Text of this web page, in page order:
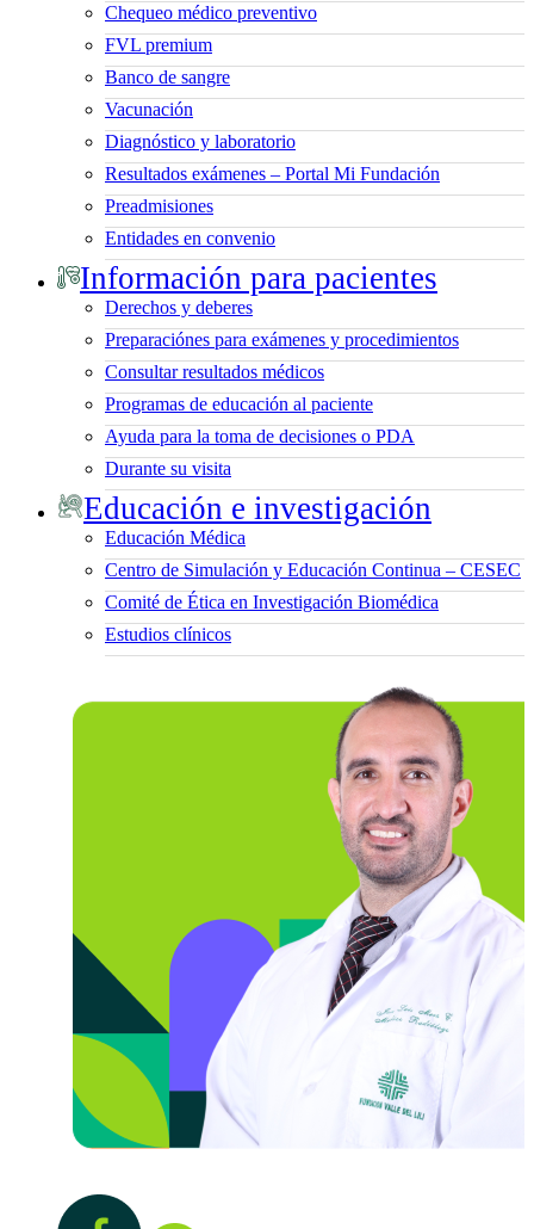
Chequeo médico preventivo
FVL premium
Banco de sangre
Vacunación
Diagnóstico y laboratorio
Resultados exámenes – Portal Mi Fundación
Preadmisiones
Entidades en convenio
Información para pacientes
Derechos y deberes
Preparaciónes para exámenes y procedimientos
Consultar resultados médicos
Programas de educación al paciente
Ayuda para la toma de decisiones o PDA
Durante su visita
Educación e investigación
Educación Médica
Centro de Simulación y Educación Continua – CESEC
Comité de Ética en Investigación Biomédica
Estudios clínicos